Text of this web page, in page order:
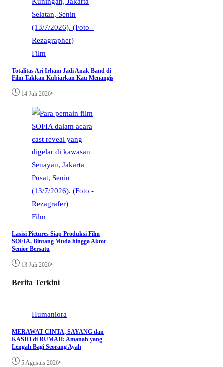
Film
​Totalitas Ari Irham Jadi Anak Band di
Film Takkan Kubiarkan Kau Menangis
14 Juli 2026•
Film
Lasisi Pictures Siap Produksi Film
SOFIA, Bintang Muda hingga Aktor
Senior Bersatu
13 Juli 2026•
Berita Terkini
Humaniora
MERAWAT CINTA, SAYANG dan
KASIH di RUMAH: Amanah yang
Lengah Bagi Seorang Ayah
5 Agustus 2026•